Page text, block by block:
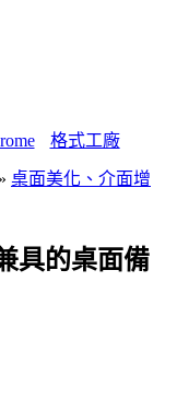
格式工廠
» 桌面美化、介面增
具的桌面備